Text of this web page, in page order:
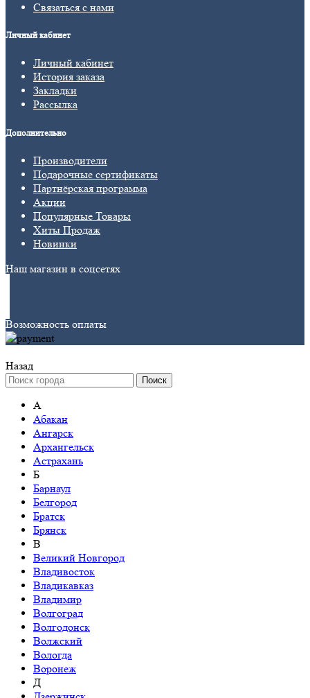
Связаться с нами
Личный кабинет
Личный кабинет
История заказа
Закладки
Рассылка
Дополнительно
Производители
Подарочные сертификаты
Партнёрская программа
Акции
Популярные Товары
Хиты Продаж
Новинки
Наш магазин в соцсетях
Возможность оплаты
Назад
Поиск
А
Абакан
Ангарск
Архангельск
Астрахань
Б
Барнаул
Белгород
Братск
Брянск
В
Великий Новгород
Владивосток
Владикавказ
Владимир
Волгоград
Волгодонск
Волжский
Вологда
Воронеж
Д